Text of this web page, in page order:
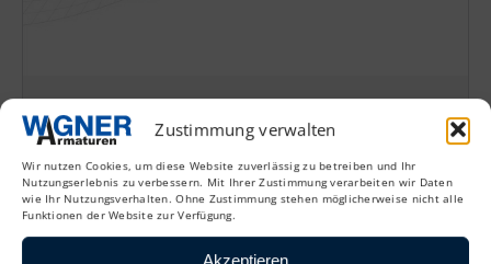
Zustimmung verwalten
Wir nutzen Cookies, um diese Website zuverlässig zu betreiben und Ihr
Nutzungserlebnis zu verbessern. Mit Ihrer Zustimmung verarbeiten wir Daten
wie Ihr Nutzungsverhalten. Ohne Zustimmung stehen möglicherweise nicht alle
Funktionen der Website zur Verfügung.
Broschüre 2025